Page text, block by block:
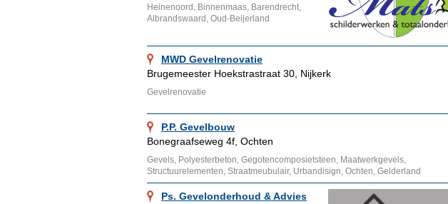
Heinenoord, Binnenmaas, Barendrecht,
Albrandswaard, Oud-Beijerland
MWD Gevelrenovatie
Brugemeester Hoekstrastraat 30, Nijkerk
Gevelrenovatie
P.P. Gevelbouw
Bonegraafseweg 4f, Ochten
Gevels, Polyesterbeton, Gegotencomposietsteen, Maatwerkgevels,
Structuurelementen, Straatmeubulair, Urbandisign, Ochten, Gelderland
Ps. Gevelonderhoud & Advies